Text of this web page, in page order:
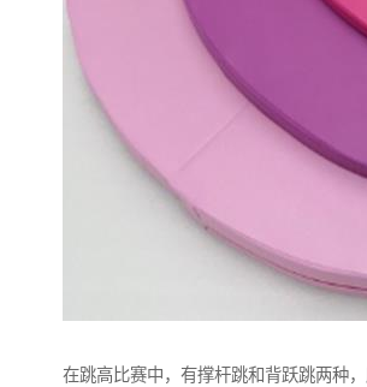
在跳高比赛中，有撑杆跳和背跃跳两种